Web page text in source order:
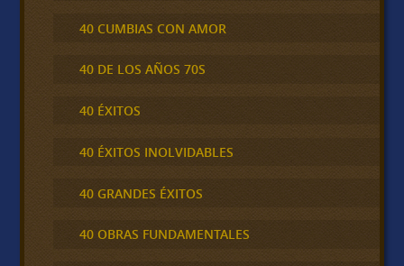
40 CUMBIAS CON AMOR
40 DE LOS AÑOS 70S
40 ÉXITOS
40 ÉXITOS INOLVIDABLES
40 GRANDES ÉXITOS
40 OBRAS FUNDAMENTALES